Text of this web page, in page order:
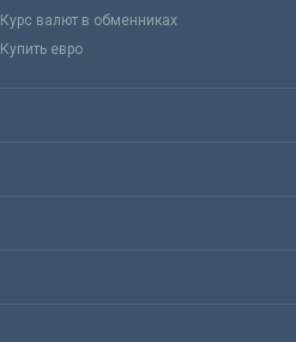
Курс валют в обменниках
Купить евро